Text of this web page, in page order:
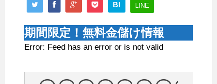
B! LINE
期間限定！無料金儲け情報
Error: Feed has an error or is not valid